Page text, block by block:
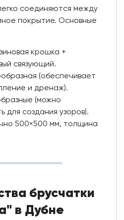
соединяются между
покрытие. Основные
крошка +
связующий.
(обеспечивает
и дренаж).
(можно
для создания узоров).
500×500 мм, толщина
брусчатки
в Дубне